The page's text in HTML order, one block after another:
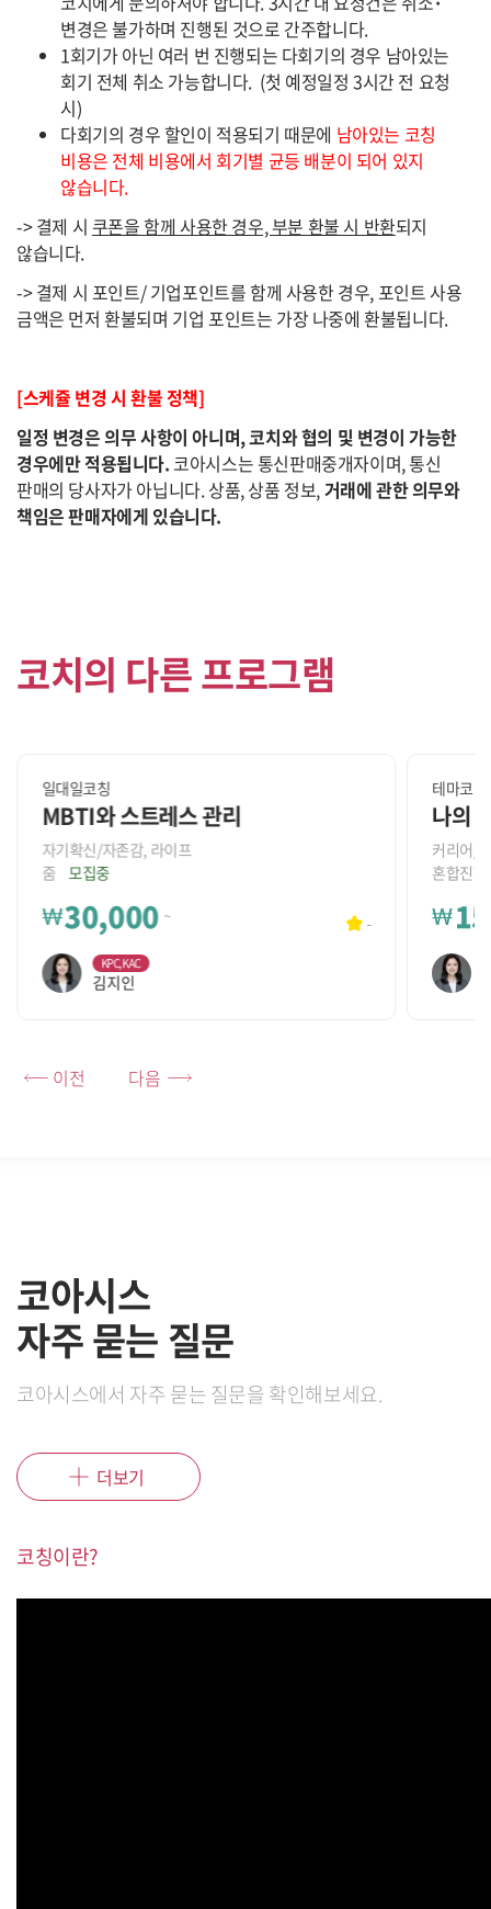
변경은 불가하며 진행된 것으로 간주합니다.
1회기가 아닌 여러 번 진행되는 다회기의 경우 남아있는
회기 전체 취소 가능합니다. (첫 예정일정 3시간 전 요청
시)
다회기의 경우 할인이 적용되기 때문에 남아있는 코칭
비용은 전체 비용에서 회기별 균등 배분이 되어 있지
않습니다.
-> 결제 시 쿠폰을 함께 사용한 경우, 부분 환불 시 반환되지
않습니다.
-> 결제 시 포인트/ 기업포인트를 함께 사용한 경우, 포인트 사용
금액은 먼저 환불되며 기업 포인트는 가장 나중에 환불됩니다.
[스케쥴 변경 시 환불 정책]
일정 변경은 의무 사항이 아니며, 코치와 협의 및 변경이 가능한
경우에만 적용됩니다. 코아시스는 통신판매중개자이며, 통신
판매의 당사자가 아닙니다. 상품, 상품 정보, 거래에 관한 의무와
책임은 판매자에게 있습니다.
코치의 다른 프로그램
일대일코칭
MBTI와 스트레스 관리
자기확신/자존감, 라이프
줌
모집중
₩30,000 ~ -
KPC,KAC
김지인
테마코칭
커리어/
혼합진
₩
이전 다음
코아시스
자주 묻는 질문
코아시스에서 자주 묻는 질문을 확인해보세요.
더보기
코칭이란?